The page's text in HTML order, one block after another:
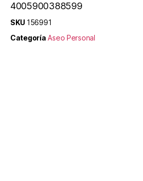
4005900388599
SKU 156991
Categoría Aseo Personal